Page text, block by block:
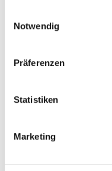
Notwendig
Präferenzen
Statistiken
Marketing
22. Juli 2026